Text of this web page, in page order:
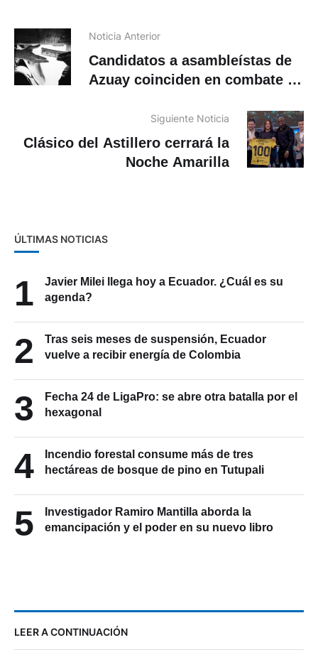
Noticia Anterior
Candidatos a asambleístas de
Azuay coinciden en combate a
Siguiente Noticia
Clásico del Astillero cerrará la
Noche Amarilla
ÚLTIMAS NOTICIAS
1
Javier Milei llega hoy a Ecuador. ¿Cuál es su
agenda?
2
Tras seis meses de suspensión, Ecuador
vuelve a recibir energía de Colombia
3
Fecha 24 de LigaPro: se abre otra batalla por el
hexagonal
4
Incendio forestal consume más de tres
hectáreas de bosque de pino en Tutupali
5
Investigador Ramiro Mantilla aborda la
emancipación y el poder en su nuevo libro
LEER A CONTINUACIÓN